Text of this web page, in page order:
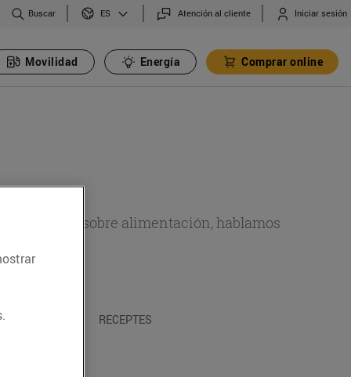
Buscar ES Atención al cliente Iniciar sesión
Movilidad Energía Comprar online
actualidad sobre alimentación, hablamos
I TRADICIONS RECEPTES